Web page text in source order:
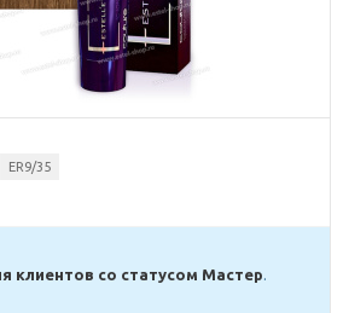
ER9/35
клиентов со статусом Мастер.